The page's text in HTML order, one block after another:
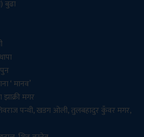
बुढा
‘ मानव’
झाक्री मगर
पन्थी, खडग ओली, तुलबहादुर कुँवर मगर,